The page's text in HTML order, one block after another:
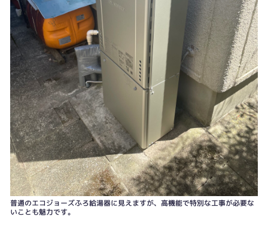
普通のエコジョーズふろ給湯器に見えますが、高機能で特別な工事が必要な
いことも魅力です。